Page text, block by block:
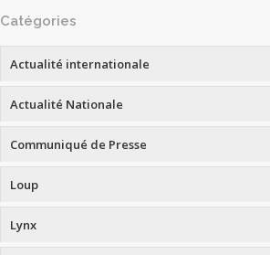
Catégories
Actualité internationale
Actualité Nationale
Communiqué de Presse
Loup
Lynx